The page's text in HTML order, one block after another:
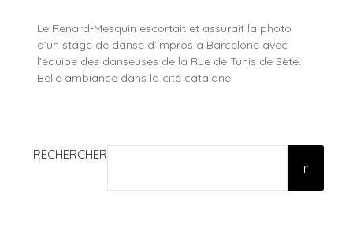
Le Renard-Mesquin escortait et assurait la photo
d’un stage de danse d’impros à Barcelone avec
l’équipe des danseuses de la Rue de Tunis de Sète.
Belle ambiance dans la cité catalane.
RECHERCHER
r